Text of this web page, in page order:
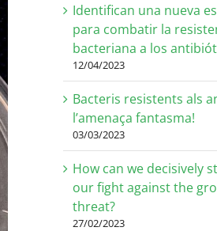
Identifican una nueva
para combatir la
bacteriana a los
12/04/2023
Bacteris resistents als
l’amenaça fantasma!
03/03/2023
How can we decisively
our fight against the
threat?
27/02/2023